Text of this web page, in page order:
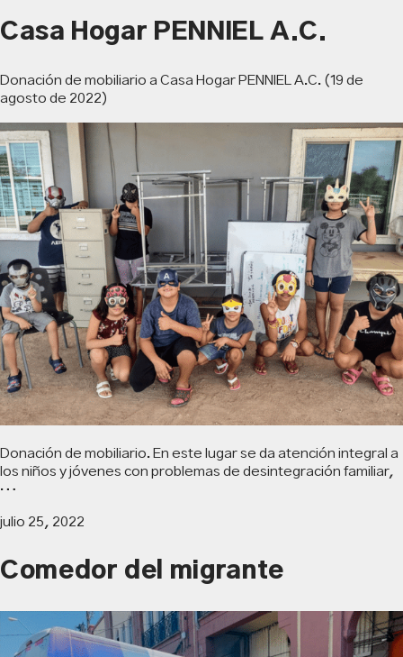
Casa Hogar PENNIEL A.C.
Donación de mobiliario a Casa Hogar PENNIEL A.C. (19 de
agosto de 2022)
Donación de mobiliario. En este lugar se da atención integral a
los niños y jóvenes con problemas de desintegración familiar,
…
julio 25, 2022
Comedor del migrante